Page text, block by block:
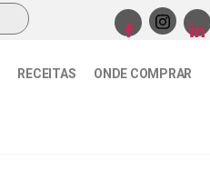
RECEITAS ONDE COMPRAR